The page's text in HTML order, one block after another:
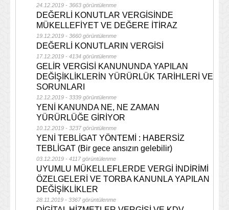
24.12.2019 - 3663 görüntülenme
DEĞERLİ KONUTLAR VERGİSİNDE
MÜKELLEFİYET VE DEĞERE İTİRAZ
19.12.2019 - 3660 görüntülenme
DEĞERLİ KONUTLARIN VERGİSİ
17.12.2019 - 4134 görüntülenme
GELİR VERGİSİ KANUNUNDA YAPILAN
DEĞİŞİKLİKLERİN YÜRÜRLÜK TARİHLERİ VE
SORUNLARI
12.12.2019 - 3339 görüntülenme
YENİ KANUNDA NE, NE ZAMAN
YÜRÜRLÜĞE GİRİYOR
10.12.2019 - 3237 görüntülenme
YENİ TEBLİGAT YÖNTEMİ : HABERSİZ
TEBLİGAT (Bir gece ansızın gelebilir)
03.12.2019 - 4117 görüntülenme
UYUMLU MÜKELLEFLERDE VERGİ İNDİRİMİ
ÖZELGELERİ VE TORBA KANUNLA YAPILAN
DEĞİŞİKLİKLER
28.11.2019 - 3367 görüntülenme